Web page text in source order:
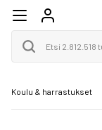
Koulu & harrastukset